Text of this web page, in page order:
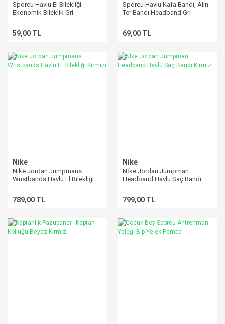
Sporcu Havlu El Bilekliği
Ekonomik Bileklik Gri
59,00 TL
Sporcu Havlu Kafa Bandı, Alın
Ter Bandı Headband Gri
69,00 TL
Nike
Nike Jordan Jumpmans
Wristbands Havlu El Bilekliği
789,00 TL
Nike
Nİke Jordan Jumpman
Headband Havlu Saç Bandı
799,00 TL